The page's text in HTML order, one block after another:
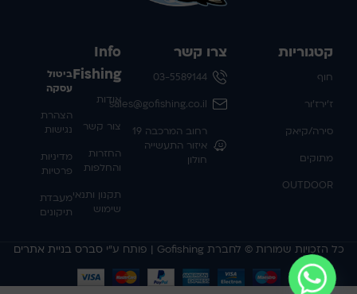
Info
Fishing
אודות
צור קשר
החזרות
והחלפות
תקנון ותנאי
שימוש
ביטול
עסקה
הצהרת
נגישות
מדיניות
פרטיות
מעבדת
תיקונים
קטגוריות
חוף
ז'ירז'ור
סירה/קיאק
מתוקים
OUTDOOR
צרו קשר
03-5589144
sales@gofishing.co.il
רחוב המרכבה 19
איזור התעשייה
חולון
כל הזכויות שמורות © לחברת Gofishing | פותח ע״י סברס בניית אתרים